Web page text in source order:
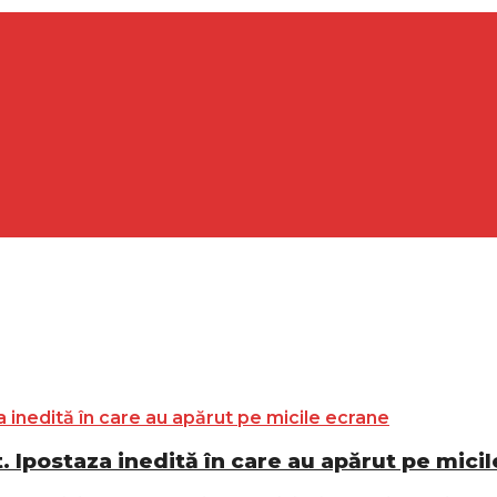
Ipostaza inedită în care au apărut pe